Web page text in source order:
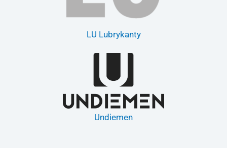
LU Lubrykanty
Undiemen